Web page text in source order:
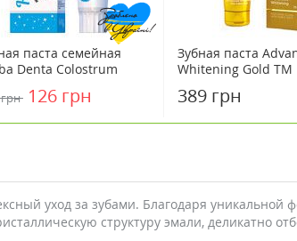
паста семейная
Denta Colostrum
126 грн
Зубная паста
Whitening Gold ТМ
389 грн
уход за зубами. Благодаря уникальной
структуру эмали, деликатно